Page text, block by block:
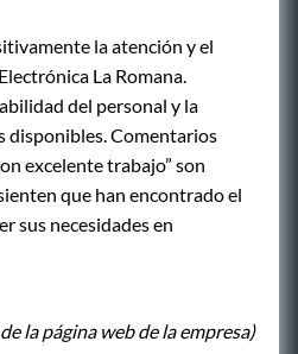
la atención y el
La Romana.
del personal y la
disponibles. Comentarios
excelente trabajo” son
que han encontrado el
sus necesidades en
la página web de la empresa)